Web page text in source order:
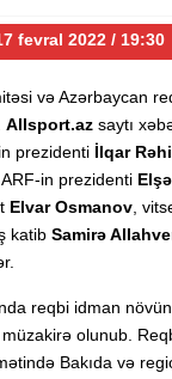
fevral 2022 / 19:30
və Azərbaycan
Allsport.az saytı
prezidenti İlqar
, ARF-in prezidenti
Elvar Osmanov ,
katib Samirə
reqbi idman
olunub.
Bakıda və